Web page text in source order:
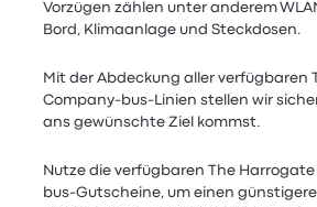
Vorzügen zählen unter anderem
Bord, Klimaanlage und Steckdosen.
Mit der Abdeckung aller verfügbaren
Company-bus-Linien stellen wir
ans gewünschte Ziel kommst.
Nutze die verfügbaren The
bus-Gutscheine, um einen